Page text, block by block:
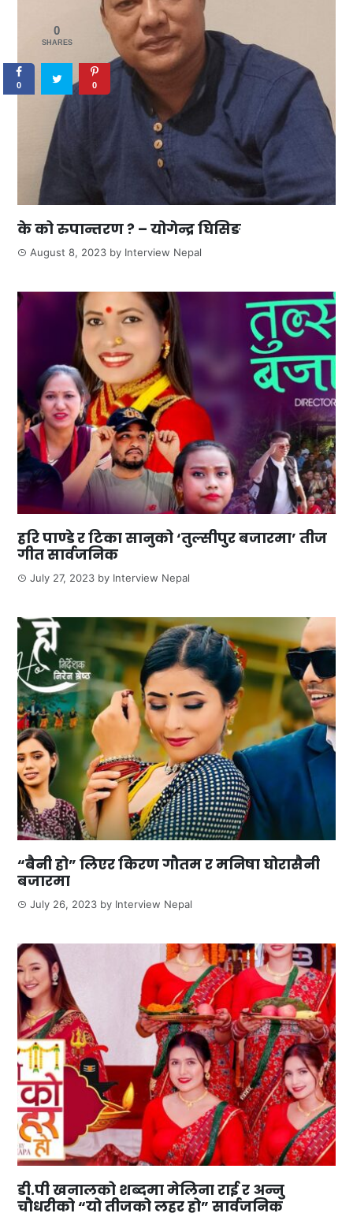
के को रुपान्तरण ? – योगेन्द्र घिसिङ
August 8, 2023 by Interview Nepal
हरि पाण्डे र टिका सानुको ‘तुल्सीपुर बजारमा’ तीज
गीत सार्वजनिक
July 27, 2023 by Interview Nepal
“बैनी हो” लिएर किरण गौतम र मनिषा घोरासैनी
बजारमा
July 26, 2023 by Interview Nepal
डी.पी खनालको शब्दमा मेलिना राई र अन्नु
चौधरीको “यो तीजको लहर हो” सार्वजनिक
0
SHARES
0 0